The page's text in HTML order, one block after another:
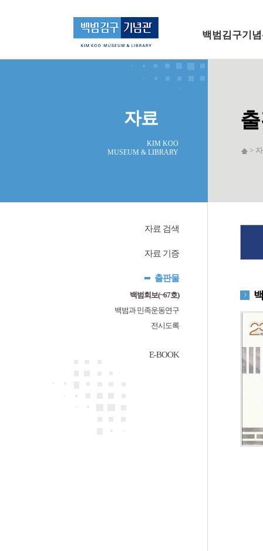
백범김구기
자료
KIM KOO
MUSEUM & LIBRARY
>
자료 검색
자료 기증
출판물
백범회보(~67호)
백범과 민족운동연구
전시도록
E-BOOK